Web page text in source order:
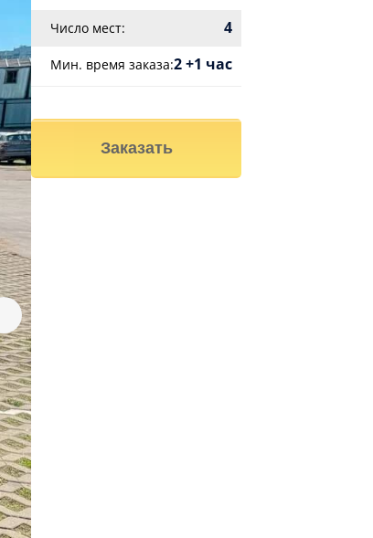
Число мест: 4
Мин. время заказа:2 +1 час
Заказать